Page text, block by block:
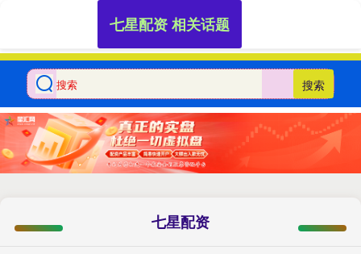
搜索
七星配资
七星配资 相关话题